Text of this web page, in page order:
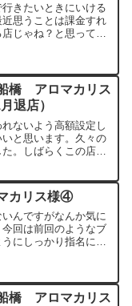
きたいときにいける
思うことは課金すれ
じゃね？と思ってま
結果から言うと地
橋 アロマカリス
退店）
ないよう高額設定し
と思います。久々の
。しばらくこの店は
カリス様④
んですがなんか気に
回は前回のようなブ
にしっかり指名にし
は肌質が違いますね。
橋 アロマカリス